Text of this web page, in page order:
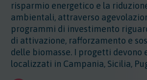
risparmio energetico e la
ambientali, attraverso
programmi di investimento
di attivazione, rafforzamento e
delle biomasse. I progetti devono
localizzati in Campania, Sicilia,